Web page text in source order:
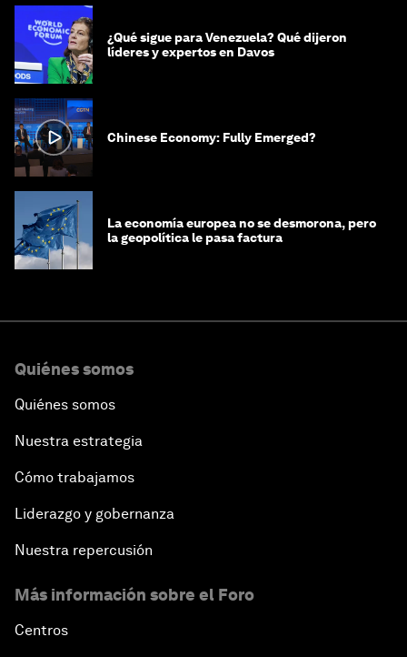
¿Qué sigue para Venezuela? Qué dijeron
líderes y expertos en Davos
Chinese Economy: Fully Emerged?
La economía europea no se desmorona, pero
la geopolítica le pasa factura
Quiénes somos
Quiénes somos
Nuestra estrategia
Cómo trabajamos
Liderazgo y gobernanza
Nuestra repercusión
Más información sobre el Foro
Centros